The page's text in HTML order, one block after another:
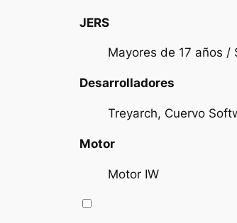
JERS
Mayores de 17 años
Desarrolladores
Treyarch, Cuervo
Motor
Motor IW